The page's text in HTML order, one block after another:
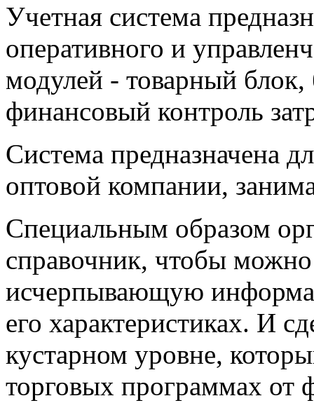
Учетная система
оперативного и
модулей - товарный блок,
финансовый контроль
Система предназначена
оптовой компании,
Специальным образом
справочник, чтобы
исчерпывающую
его характеристиках. И
кустарном уровне,
торговых программах